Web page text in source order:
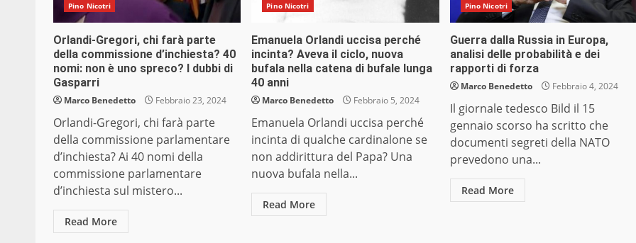
Pino Nicotri
Orlandi-Gregori, chi farà parte
della commissione d’inchiesta? 40
nomi: non è uno spreco? I dubbi di
Gasparri
Marco Benedetto Febbraio 23, 2024
Orlandi-Gregori, chi farà parte
della commissione parlamentare
d’inchiesta? Ai 40 nomi della
commissione parlamentare
d’inchiesta sul mistero...
Read More
Pino Nicotri
Emanuela Orlandi uccisa perché
incinta? Aveva il ciclo, nuova
bufala nella catena di bufale lunga
40 anni
Marco Benedetto Febbraio 5, 2024
Emanuela Orlandi uccisa perché
incinta di qualche cardinalone se
non addirittura del Papa? Una
nuova bufala nella...
Read More
Pino Nicotri
Guerra dalla Russia in Europa,
analisi delle probabilità e dei
rapporti di forza
Marco Benedetto Febbraio 4, 2024
Il giornale tedesco Bild il 15
gennaio scorso ha scritto che
documenti segreti della NATO
prevedono una...
Read More